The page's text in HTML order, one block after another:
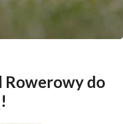
Rowerowy do